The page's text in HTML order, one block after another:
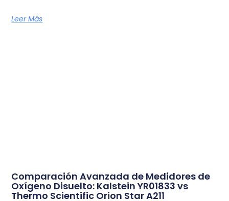
Leer Más
Comparación Avanzada de Medidores de
Oxígeno Disuelto: Kalstein YR01833 vs
Thermo Scientific Orion Star A211